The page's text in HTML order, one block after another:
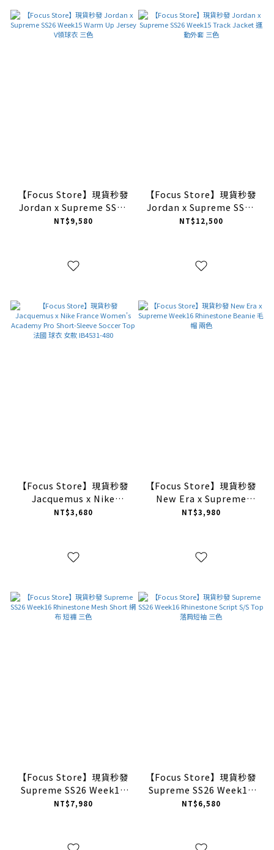
【Focus Store】現貨秒發
Jordan x Supreme SS26
Week15 Warm Up Jersey
NT$9,580
【Focus Store】現貨秒發
Jordan x Supreme SS26
Week15 Track Jacket 運
NT$12,500
【Focus Store】現貨秒發
Jacquemus x Nike
France Women's
球衣 女款 IB4531-480
NT$3,680
【Focus Store】現貨秒發
New Era x Supreme
Week16 Rhinestone
NT$3,980
【Focus Store】現貨秒發
Supreme SS26 Week16
Rhinestone Mesh Short
NT$7,980
【Focus Store】現貨秒發
Supreme SS26 Week16
Rhinestone Script S/S
NT$6,580